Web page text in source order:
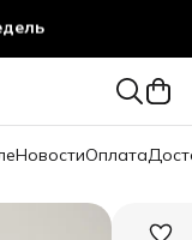
НовостиОплата